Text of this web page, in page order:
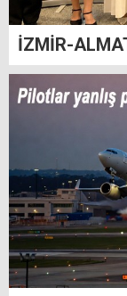
İZMİR-